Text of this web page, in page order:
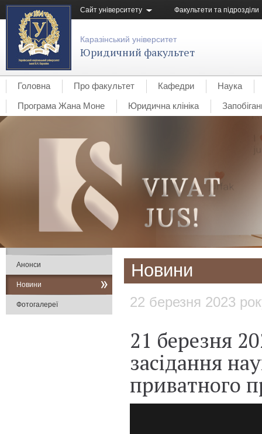
Сайт університету Факультети та підрозділи
Каразінський університет
Юридичний факультет
Головна Про факультет Кафедри
Наука
Програма Жана Моне
Юридична клініка
Новини
22 березня 2023
21 березня
засідання
приватного
Анонси
Новини
Фотогалереї